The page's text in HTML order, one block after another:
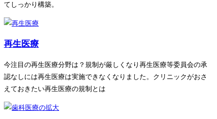
てしっかり構築。
再生医療
今注目の再生医療分野は？規制が厳しくなり再生医療等委員会の承
認なしには再生医療は実施できなくなりました。クリニックがおさ
えておきたい再生医療の規制とは